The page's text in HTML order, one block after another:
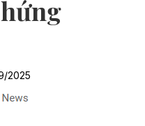
2025